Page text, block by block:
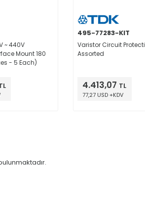
~ 440V
Mount 180
- 5 Each)
495-77283-KIT
Varistor Circuit
Assorted
4.413,07 TL
77,27 USD +KDV